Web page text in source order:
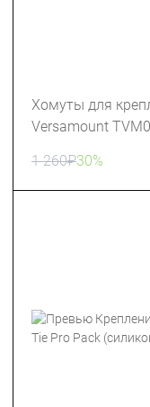
Хомуты для
Versamount
1 260₽30%